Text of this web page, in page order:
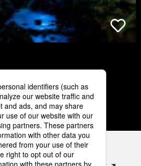
3 4 5 6
電気設備 SNSアカウント